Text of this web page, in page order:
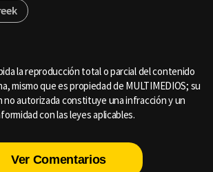
la reproducción total o parcial del contenido
mismo que es propiedad de MULTIMEDIOS; su
no autorizada constituye una infracción y un
con las leyes aplicables.
Ver Comentarios